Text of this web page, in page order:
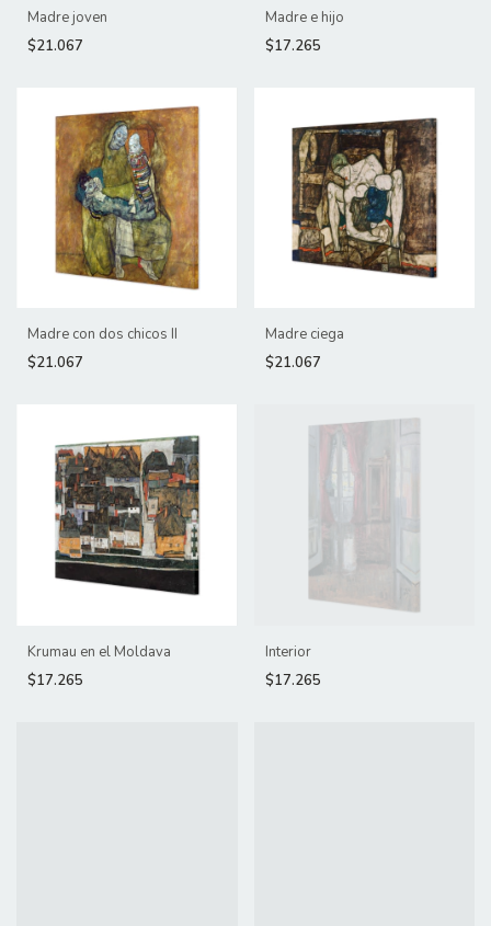
Madre joven
$21.067
Madre e hijo
$17.265
Madre con dos chicos II
$21.067
Madre ciega
$21.067
Krumau en el Moldava
$17.265
Interior
$17.265